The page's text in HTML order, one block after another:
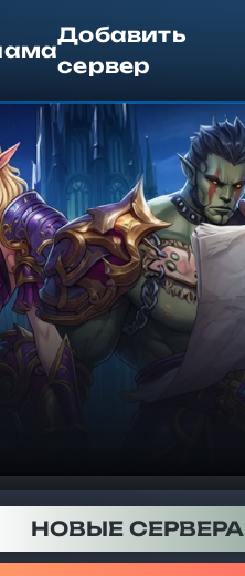
Добавить
сервер
НОВЫЕ СЕРВЕРА